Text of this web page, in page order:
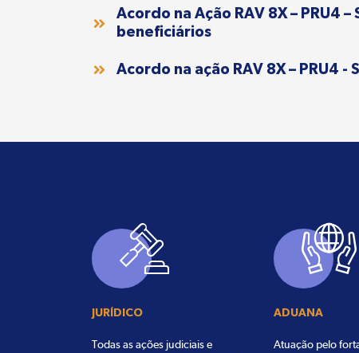
Acordo na Ação RAV 8X – PRU4
beneficiários
Acordo na ação RAV 8X – PRU4
JURÍDICO
Todas as ações judiciais e
ADUANA
Atuação pelo